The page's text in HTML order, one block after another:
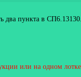
два пункта в
или на одном лотке.